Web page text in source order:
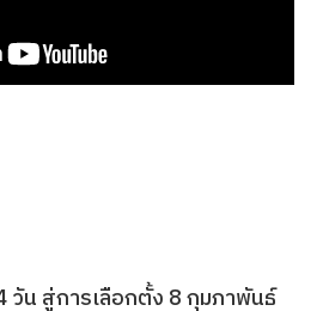
วัน สู่การเลือกตั้ง 8 กุมภาพันธ์